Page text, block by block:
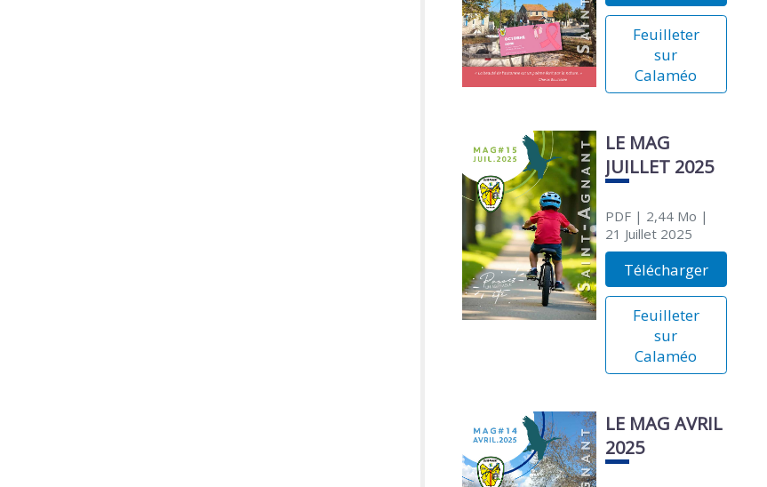
Feuilleter
sur
Calaméo
LE MAG
JUILLET 2025
PDF| 2,44 Mo |
21 Juillet 2025
Télécharger
Feuilleter
sur
Calaméo
LE MAG AVRIL
2025